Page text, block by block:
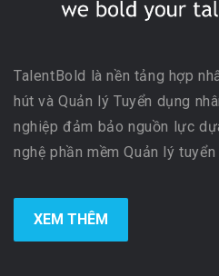
TalentBold là nền tảng hợp
hút và Quản lý Tuyển dụng
nghiệp đảm bảo nguồn lực
nghệ phần mềm Quản lý
XEM THÊM